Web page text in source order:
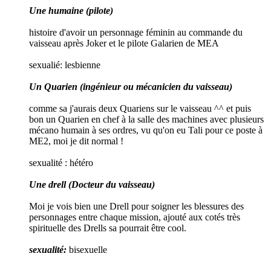
Une humaine (pilote)
histoire d'avoir un personnage féminin au commande du
vaisseau après Joker et le pilote Galarien de MEA
sexualié: lesbienne
Un Quarien (ingénieur ou mécanicien du vaisseau)
comme sa j'aurais deux Quariens sur le vaisseau ^^ et puis
bon un Quarien en chef à la salle des machines avec plusieurs
mécano humain à ses ordres, vu qu'on eu Tali pour ce poste à
ME2, moi je dit normal !
sexualité : hétéro
Une drell (Docteur du vaisseau)
Moi je vois bien une Drell pour soigner les blessures des
personnages entre chaque mission, ajouté aux cotés très
spirituelle des Drells sa pourrait être cool.
sexualité: bisexuelle